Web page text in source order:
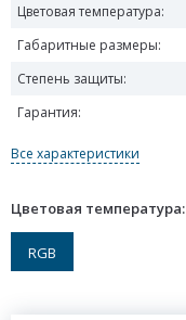
Цветовая температура:
Габаритные размеры:
Степень защиты:
Гарантия:
Все характеристики
Цветовая температура:
RGB